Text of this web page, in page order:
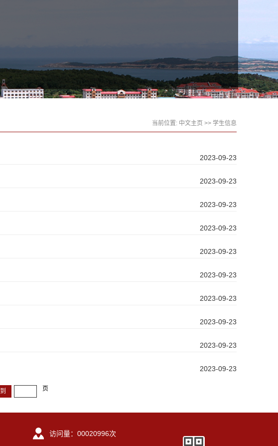
当前位置: 中文主页 >> 学生信息
2023-09-23
2023-09-23
2023-09-23
2023-09-23
2023-09-23
2023-09-23
2023-09-23
2023-09-23
2023-09-23
2023-09-23
页
访问量： 00020996次